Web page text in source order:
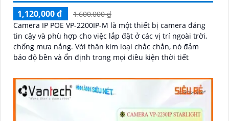
1,120,000 ₫
1,600,000 ₫
Camera IP POE VP-2200IP-M là một thiết bị camera đáng
tin cậy và phù hợp cho việc lắp đặt ở các vị trí ngoài trời,
chống mưa nắng. Với thân kim loại chắc chắn, nó đảm
bảo độ bền và ổn định trong mọi điều kiện thời tiết